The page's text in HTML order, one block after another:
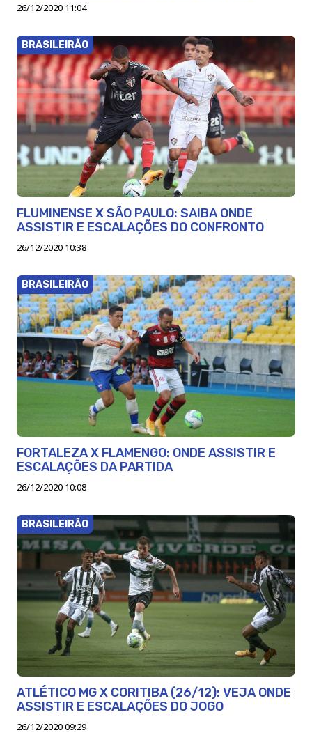
26/12/2020 11:04
BRASILEIRÃO
FLUMINENSE X SÃO PAULO: SAIBA ONDE
ASSISTIR E ESCALAÇÕES DO CONFRONTO
26/12/2020 10:38
BRASILEIRÃO
FORTALEZA X FLAMENGO: ONDE ASSISTIR E
ESCALAÇÕES DA PARTIDA
26/12/2020 10:08
BRASILEIRÃO
ATLÉTICO MG X CORITIBA (26/12): VEJA ONDE
ASSISTIR E ESCALAÇÕES DO JOGO
26/12/2020 09:29